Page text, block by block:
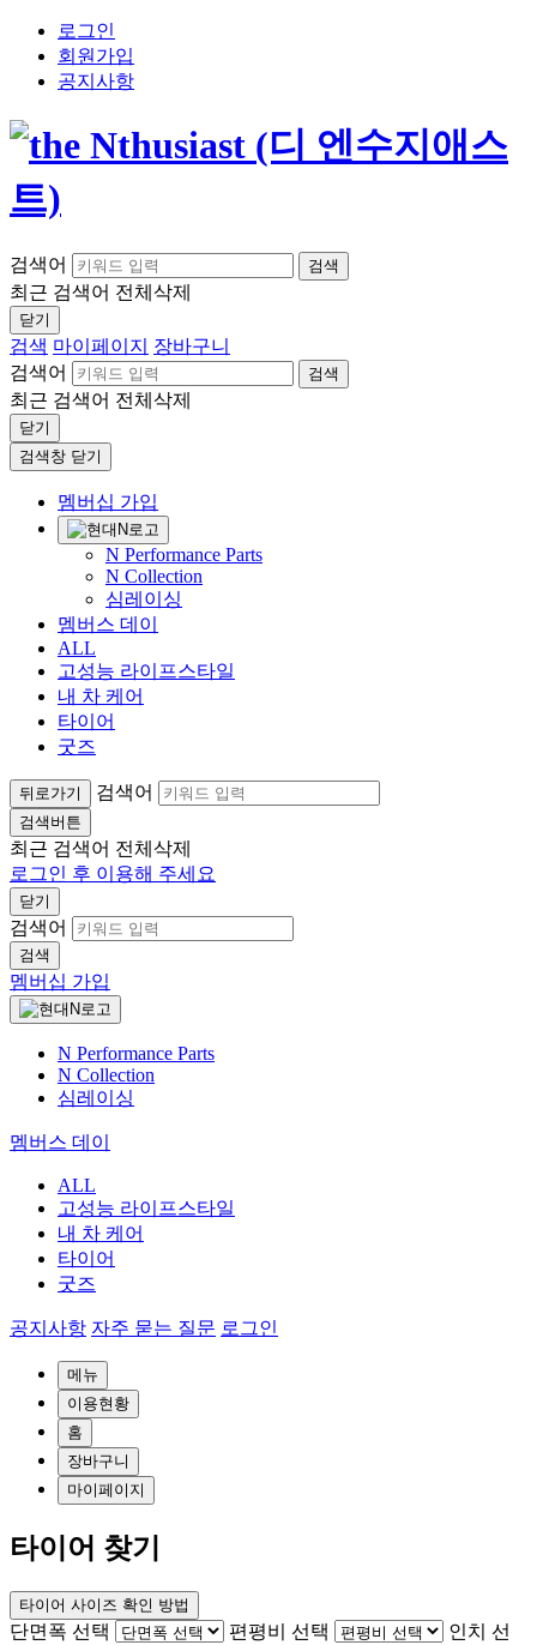
로그인
회원가입
공지사항
검색어 검색
최근 검색어 전체삭제
닫기
검색 마이페이지
장바구니
검색어
검색
최근 검색어 전체삭제
닫기
검색창 닫기
멤버십 가입
N Performance Parts
N Collection
심레이싱
멤버스 데이
ALL
고성능 라이프스타일
내 차 케어
타이어
굿즈
뒤로가기 검색어
검색버튼
최근 검색어 전체삭제
로그인 후 이용해 주세요
닫기
검색어
검색
멤버십 가입
N Performance Parts
N Collection
심레이싱
멤버스 데이
ALL
고성능 라이프스타일
내 차 케어
타이어
굿즈
공지사항 자주 묻는 질문 로그인
메뉴
이용현황
홈
장바구니
마이페이지
타이어 찾기
타이어 사이즈 확인 방법
단면폭 선택 편평비 선택
인치 선